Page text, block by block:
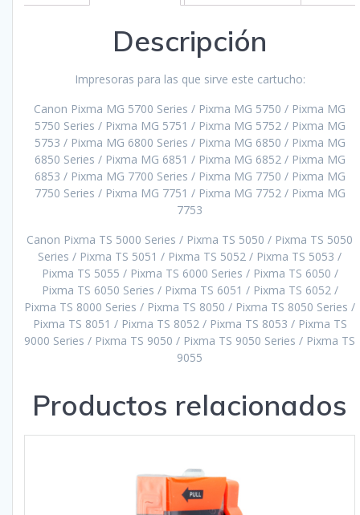
Descripción
Impresoras para las que sirve este cartucho:
Canon Pixma MG 5700 Series / Pixma MG 5750 / Pixma MG
5750 Series / Pixma MG 5751 / Pixma MG 5752 / Pixma MG
5753 / Pixma MG 6800 Series / Pixma MG 6850 / Pixma MG
6850 Series / Pixma MG 6851 / Pixma MG 6852 / Pixma MG
6853 / Pixma MG 7700 Series / Pixma MG 7750 / Pixma MG
7750 Series / Pixma MG 7751 / Pixma MG 7752 / Pixma MG
7753
Canon Pixma TS 5000 Series / Pixma TS 5050 / Pixma TS 5050
Series / Pixma TS 5051 / Pixma TS 5052 / Pixma TS 5053 /
Pixma TS 5055 / Pixma TS 6000 Series / Pixma TS 6050 /
Pixma TS 6050 Series / Pixma TS 6051 / Pixma TS 6052 /
Pixma TS 8000 Series / Pixma TS 8050 / Pixma TS 8050 Series /
Pixma TS 8051 / Pixma TS 8052 / Pixma TS 8053 / Pixma TS
9000 Series / Pixma TS 9050 / Pixma TS 9050 Series / Pixma TS
9055
Productos relacionados